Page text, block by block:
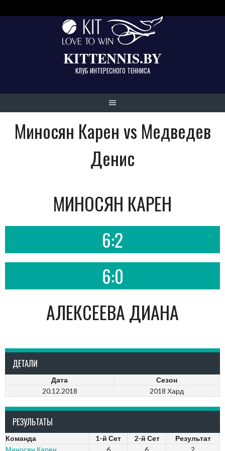
KITTENNIS.BY
КЛУБ ИНТЕРЕСНОГО ТЕННИСА
Миносян Карен vs Медведев
Денис
МИНОСЯН КАРЕН
6:2
6:0
АЛЕКСЕЕВА ДИАНА
ДЕТАЛИ
Дата
Сезон
20.12.2018
2018 Хард
РЕЗУЛЬТАТЫ
Команда 1-й Сет 2-й Сет
Результат
Миносян Карен
6 6 2